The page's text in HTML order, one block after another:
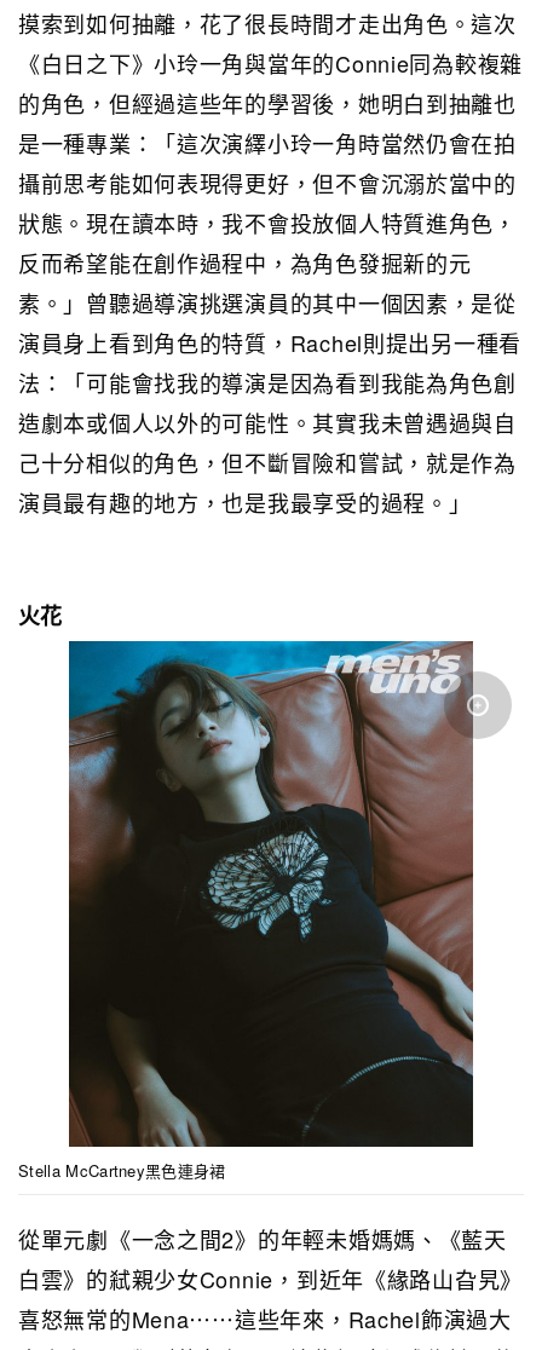
摸索到如何抽離，花了很長時間才走出角色。這次
《白日之下》小玲一角與當年的Connie同為較複雜
的角色，但經過這些年的學習後，她明白到抽離也
是一種專業：「這次演繹小玲一角時當然仍會在拍
攝前思考能如何表現得更好，但不會沉溺於當中的
狀態。現在讀本時，我不會投放個人特質進角色，
反而希望能在創作過程中，為角色發掘新的元
素。」曾聽過導演挑選演員的其中一個因素，是從
演員身上看到角色的特質，Rachel則提出另一種看
法：「可能會找我的導演是因為看到我能為角色創
造劇本或個人以外的可能性。其實我未曾遇過與自
己十分相似的角色，但不斷冒險和嘗試，就是作為
演員最有趣的地方，也是我最享受的過程。」
火花
Stella McCartney黑色連身裙
從單元劇《一念之間2》的年輕未婚媽媽、《藍天
白雲》的弒親少女Connie，到近年《緣路山旮旯》
喜怒無常的Mena⋯⋯這些年來，Rachel飾演過大